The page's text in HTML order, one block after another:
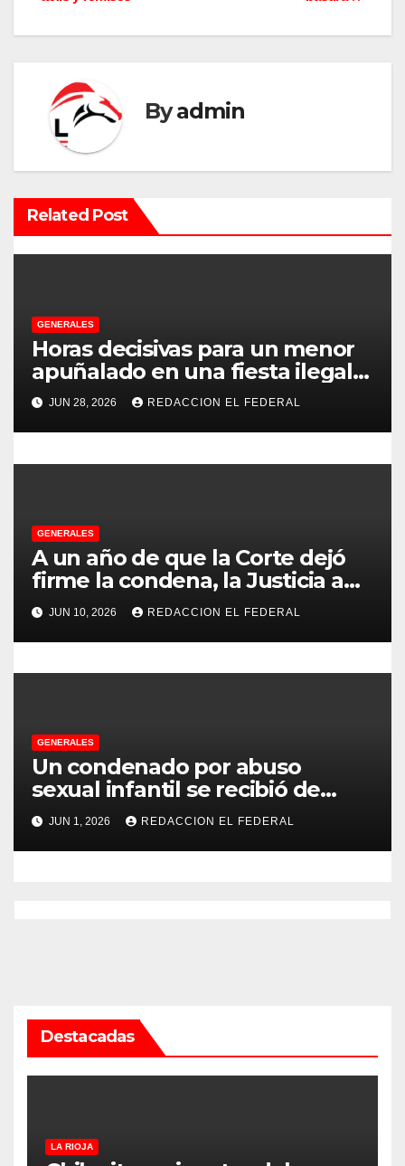
e
a
ó
n
e
e
n
a
d
a
s
Byadmin
Related Post
GENERALES
Horas decisivas para un menor
apuñalado en una fiesta ilegal
con más de 500 asistentes en
Chilecito
JUN 28, 2026 REDACCION EL FEDERAL
GENERALES
A un año de que la Corte dejó
firme la condena, la Justicia aún
no pudo decomisarle ni un peso
a CFK
JUN 10, 2026 REDACCION EL FEDERAL
GENERALES
Un condenado por abuso
sexual infantil se recibió de
psicopedagogo dentro del
Servicio Penitenciario de La
Rioja
JUN 1, 2026 REDACCION EL FEDERAL
Destacadas
LA RIOJA